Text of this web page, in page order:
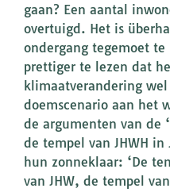
gaan? Een aantal
overtuigd. Het is
ondergang tegemoet
prettiger te lezen dat
klimaatverandering
doemscenario aan het
de argumenten van de
de tempel van JHWH
hun zonneklaar: ‘De
van JHW, de tempel